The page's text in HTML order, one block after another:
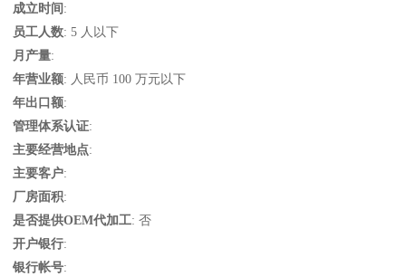
成立时间:
员工人数: 5 人以下
月产量:
年营业额: 人民币 100 万元以下
年出口额:
管理体系认证:
主要经营地点:
主要客户:
厂房面积:
是否提供OEM代加工: 否
开户银行:
银行帐号: